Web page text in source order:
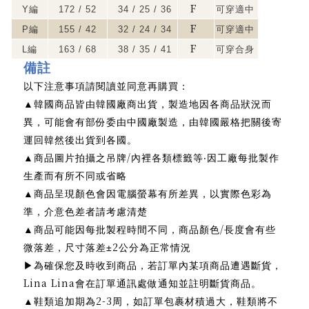
Y編 172 / 52 34 / 25 / 36 F
可穿適中
P編 155 / 42 32 / 24 / 34 F
可穿適中
L編 163 / 68 38 / 35 / 41 F 可穿合身
備註
以下注意事項請閱讀並同意再購買：
▲ 韓國商品皆由韓國廠商出貨，製造地因各商品狀況而
異，可能會有部份委由中國廠製造，由韓國嚴格把關後寄
運回韓然後出貨到各國。
▲ 商品圖片拍攝之吊牌/內裡各類標籤等‧因工廠每批製作
生產而有所不同或省略
▲ 商品呈現顏色會因電腦螢幕有所差異，以實際色彩為
準，介意色差者請考慮清楚
▲ 商品可能因每批製程時間不同，商品顏色/長度會有些
微落差，尺寸落差±2公分為正常情況
▶ 為確保您及時收到商品，若訂單內某項商品遭遇斷貨，
Lina Lina會在訂單通訊處做通知並註明斷貨商品。
▲ 鞋類追加期為2-3 周，如訂單包裹材積過大，鞋類將不